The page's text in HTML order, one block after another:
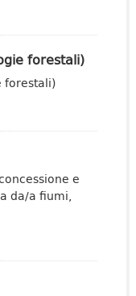
forestali)
forestali)
e
da/a fiumi,